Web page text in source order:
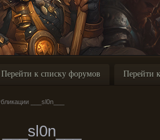
Перейти к списку форумов Перейти
___sl0n___